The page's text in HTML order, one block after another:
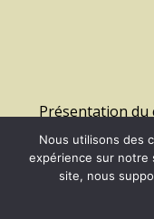
Présentation du
2026 - Us Lagny
Nous utilisons des
expérience sur notre
site, nous